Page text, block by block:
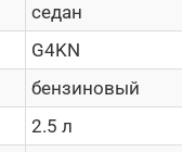
седан
G4KN
бензиновый
2.5 л